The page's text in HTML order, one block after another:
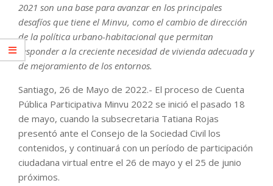
2021 son una base para avanzar en los principales
desafíos que tiene el Minvu, como el cambio de dirección
de la política urbano-habitacional que permitan
responder a la creciente necesidad de vivienda adecuada y
de mejoramiento de los entornos.
Santiago, 26 de Mayo de 2022.- El proceso de Cuenta
Pública Participativa Minvu 2022 se inició el pasado 18
de mayo, cuando la subsecretaria Tatiana Rojas
presentó ante el Consejo de la Sociedad Civil los
contenidos, y continuará con un período de participación
ciudadana virtual entre el 26 de mayo y el 25 de junio
próximos.